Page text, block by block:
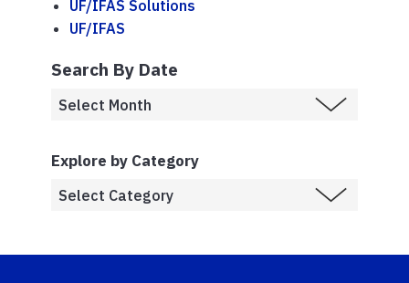
UF/IFAS Solutions
UF/IFAS
Search By Date
Explore by Category